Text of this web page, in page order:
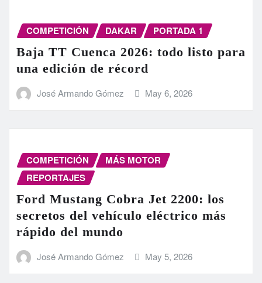
COMPETICIÓN DAKAR PORTADA 1
Baja TT Cuenca 2026: todo listo para
una edición de récord
José Armando Gómez May 6, 2026
COMPETICIÓN
MÁS MOTOR
REPORTAJES
Ford Mustang Cobra Jet 2200: los
secretos del vehículo eléctrico más
rápido del mundo
José Armando Gómez May 5, 2026